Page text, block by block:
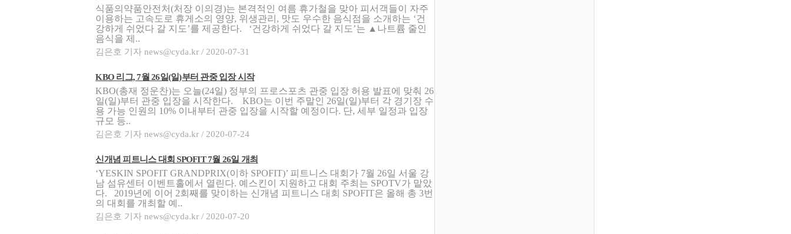
식품의약품안전처(처장 이의경)는 본격적인 여름 휴가철을 맞아 피서객들이 자주
이용하는 고속도로 휴게소의 영양, 위생관리, 맛도 우수한 음식점을 소개하는 ‘건
강하게 쉬었다 갈 지도’를 제공한다. ‘건강하게 쉬었다 갈 지도’는 ▲나트륨 줄인
음식을 제..
김은호 기자 news@cyda.kr / 2020-07-31
KBO 리그, 7월 26일(일)부터 관중 입장 시작
KBO(총재 정운찬)는 오늘(24일) 정부의 프로스포츠 관중 입장 허용 발표에 맞춰 26
일(일)부터 관중 입장을 시작한다. KBO는 이번 주말인 26일(일)부터 각 경기장 수
용 가능 인원의 10% 이내부터 관중 입장을 시작할 예정이다. 단, 세부 일정과 입장
규모 등..
김은호 기자 news@cyda.kr / 2020-07-24
신개념 피트니스 대회 SPOFIT 7월 26일 개최
‘YESKIN SPOFIT GRANDPRIX(이하 SPOFIT)’ 피트니스 대회가 7월 26일 서울 강
남 섬유센터 이벤트홀에서 열린다. 예스킨이 지원하고 대회 주최는 SPOTV가 맡았
다. 2019년에 이어 2회째를 맞이하는 신개념 피트니스 대회 SPOFIT은 올해 총 3번
의 대회를 개최할 예..
김은호 기자 news@cyda.kr / 2020-07-20